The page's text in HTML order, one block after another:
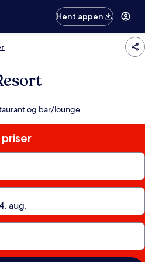
Hent appen
og bar/lounge